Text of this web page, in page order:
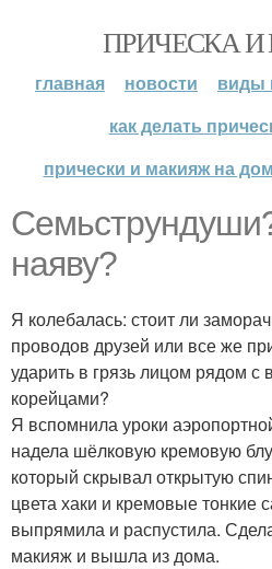
ПРИЧЕСКА
главная новости
виды
как делать
прически и макияж на
наяву?
Я колебалась: стоит ли
проводов друзей или все же
ударить в грязь лицом рядом с
корейцами?
Я вспомнила уроки
надела шёлковую кремовую
который скрывал открытую
цвета хаки и кремовые тонкие
выпрямила и распустила.
макияж и вышла из дома.